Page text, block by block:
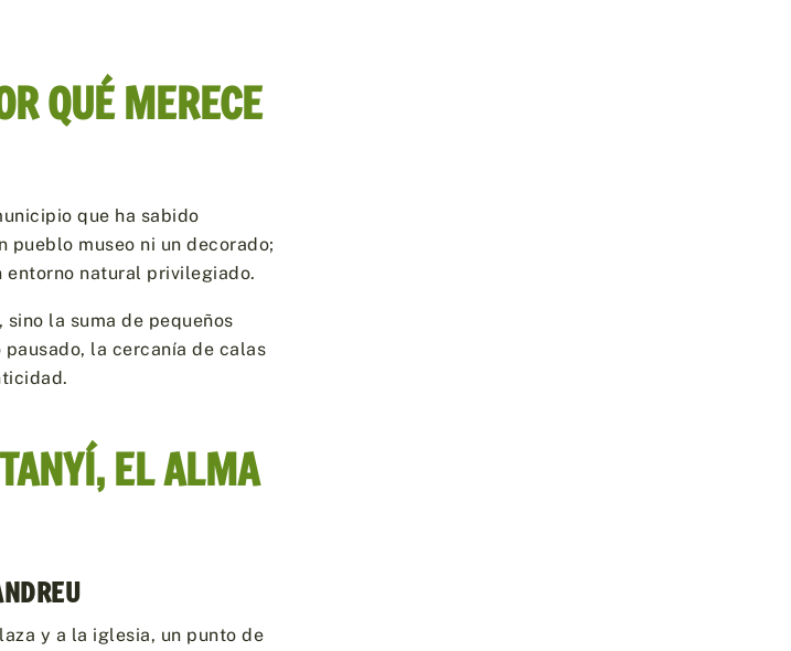
QUÉ MERECE
que ha sabido
pueblo museo ni un decorado;
entorno natural privilegiado.
la suma de pequeños
la cercanía de calas
EL ALMA
y a la iglesia, un punto de